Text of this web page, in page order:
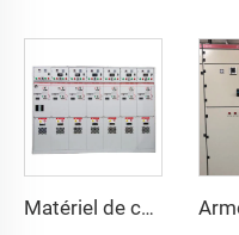
Matériel de commutation métallique AC HXGN15 -12